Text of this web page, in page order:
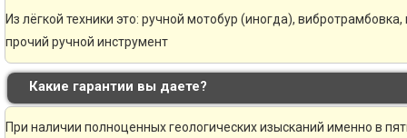
Из лёгкой техники это: ручной мотобур (иногда),
прочий ручной инструмент
Какие гарантии вы даете?
При наличии полноценных геологических изысканий именно в